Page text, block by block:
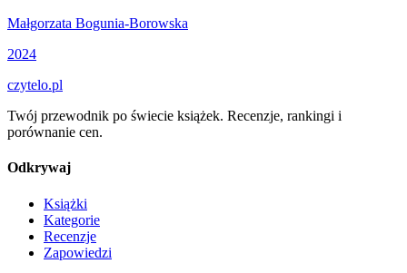
Małgorzata Bogunia-Borowska
2024
czytelo.pl
Twój przewodnik po świecie książek. Recenzje, rankingi i
porównanie cen.
Odkrywaj
Książki
Kategorie
Recenzje
Zapowiedzi